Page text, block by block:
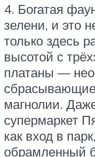
4. Богатая
зелени, и это
только здесь
высотой с
платаны —
магнолии.
супермаркет
как вход в
обрамленный